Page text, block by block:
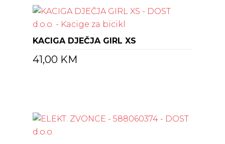
KACIGA DJEČJA GIRL XS
41,00 KM